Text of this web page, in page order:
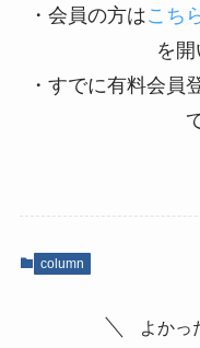
・会員の方はこち
を開
・すでに有料会員
column
よかっ